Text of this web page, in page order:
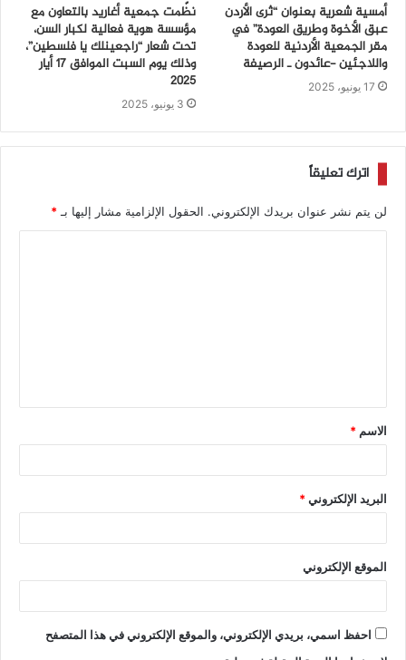
أمسية شعرية بعنوان “ثرى الأردن
عبق الأخوة وطريق العودة” في
مقر الجمعية الأردنية للعودة
واللاجئين -عائدون ـ الرصيفة
17 يونيو، 2025
نظّمت جمعية أغاريد بالتعاون مع
مؤسسة هوية فعالية لكبار السن،
تحت شعار “راجعينلك يا فلسطين”،
وذلك يوم السبت الموافق 17 أيار
2025
3 يونيو، 2025
اترك تعليقاً
لن يتم نشر عنوان بريدك الإلكتروني. الحقول الإلزامية مشار إليها بـ *
الاسم *
البريد الإلكتروني*
الموقع الإلكتروني
احفظ اسمي، بريدي الإلكتروني، والموقع الإلكتروني في هذا المتصفح